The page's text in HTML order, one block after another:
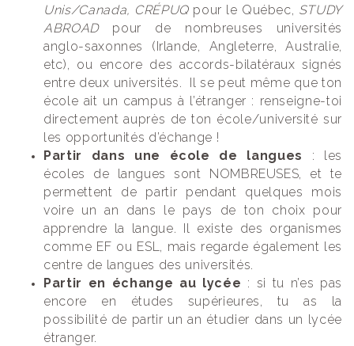
Unis/Canada, CRÉPUQ pour le Québec, STUDY
ABROADpour de nombreuses universités
anglo-saxonnes (Irlande, Angleterre, Australie,
etc), ou encore des accords-bilatéraux signés
entre deux universités. Il se peut même que ton
école ait un campus à l’étranger : renseigne-toi
directement auprès de ton école/université sur
les opportunités d’échange !
Partir dans une école de langues : les
écoles de langues sont NOMBREUSES, et te
permettent de partir pendant quelques mois
voire un an dans le pays de ton choix pour
apprendre la langue. Il existe des organismes
comme EF ou ESL, mais regarde également les
centre de langues des universités.
Partir en échange au lycée : si tu n’es pas
encore en études supérieures, tu as la
possibilité de partir un an étudier dans un lycée
étranger.